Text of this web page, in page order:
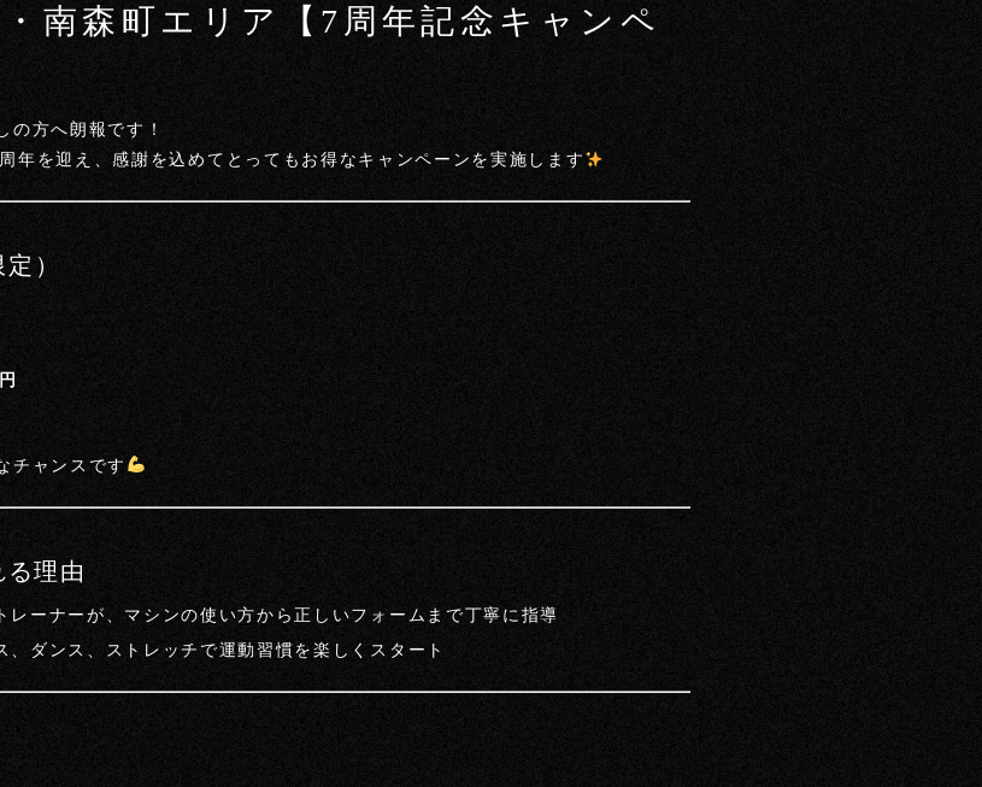
南森町エリア【7周年記念キャンペ
の方へ朗報です！
年を迎え、感謝を込めてとってもお得なキャンペーンを実施します
）
チャンスです
理由
レーナーが、マシンの使い方から正しいフォームまで丁寧に指導
、ダンス、ストレッチで運動習慣を楽しくスタート